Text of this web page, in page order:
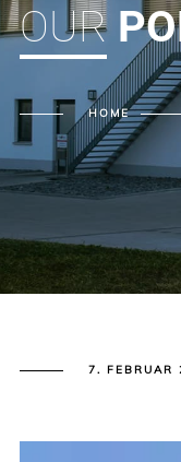
OUR
HOME
7. FEBRUAR